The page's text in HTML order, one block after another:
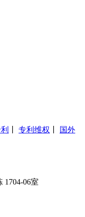
专利维权
国外
1704-06室